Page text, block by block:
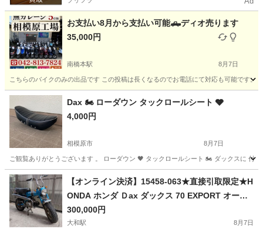
お支払い8月から支払い可能🛻ディオ売ります
35,000円
南橋本駅 8月7日
こちらのバイクのみの出品です この投稿は長くなるのでお電話にて対応も可能です
神奈川 相模原市 バイク
Dax 🏍️ ローダウン タックロールシート 🩶
4,000円
相模原市 8月7日
ご観覧ありがとうございます 。 ローダウン 🖤 タックロールシート 🏍️ ダックスに 付
神奈川 相模原市 その他 タックロールシート
【オンライン決済】15458-063★直接引取限定★H
ONDA ホンダ Ｄax ダックス 70 EXPORT オート
バイ 70㏄ ST70-515245 廃車済 ジャンク★
300,000円
大和駅 8月7日